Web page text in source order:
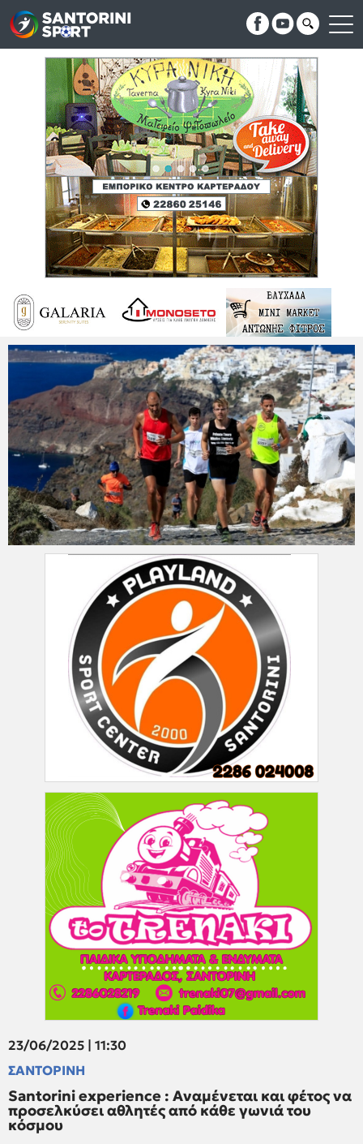
23/06/2025 | 11:30
ΣΑΝΤΟΡΙΝΗ
Santorini experience : Αναμένεται και φέτος να
προσελκύσει αθλητές από κάθε γωνιά του
κόσμου